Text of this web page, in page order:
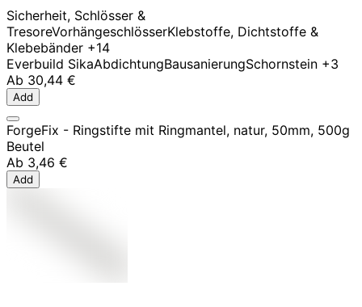
Sicherheit, Schlösser &
TresoreVorhängeschlösserKlebstoffe, Dichtstoffe &
Klebebänder +14
Everbuild SikaAbdichtungBausanierungSchornstein +3
Ab 30,44 €
Add
ForgeFix - Ringstifte mit Ringmantel, natur, 50mm, 500g
Beutel
Ab 3,46 €
Add